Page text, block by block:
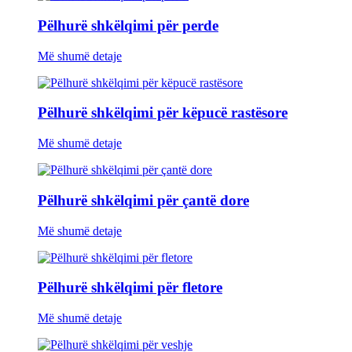
Pëlhurë shkëlqimi për perde
Më shumë detaje
Pëlhurë shkëlqimi për këpucë rastësore
Më shumë detaje
Pëlhurë shkëlqimi për çantë dore
Më shumë detaje
Pëlhurë shkëlqimi për fletore
Më shumë detaje